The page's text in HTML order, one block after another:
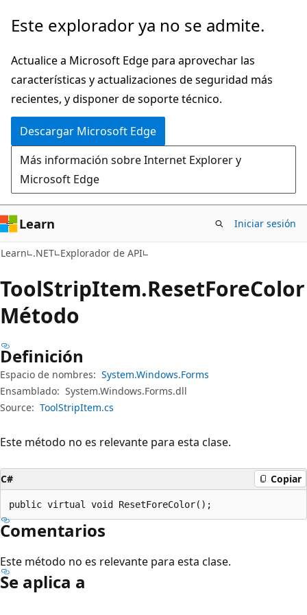
Ir
contenido
principal
Ir
la
navegación
en
la
página
Este explorador ya no se admite.
Actualice a Microsoft Edge para aprovechar las
características y actualizaciones de seguridad más
recientes, y disponer de soporte técnico.
Descargar Microsoft Edge
Más información sobre Internet Explorer y
Microsoft Edge
Learn Iniciar sesión
Learn .NET Explorador de API
ToolStripItem.ResetForeColor
Método
Definición
Espacio de nombres: System.Windows.Forms
Ensamblado: System.Windows.Forms.dll
Source: ToolStripItem.cs
Este método no es relevante para esta clase.
C# Copiar
public virtual void ResetForeColor();
Comentarios
Este método no es relevante para esta clase.
Se aplica a